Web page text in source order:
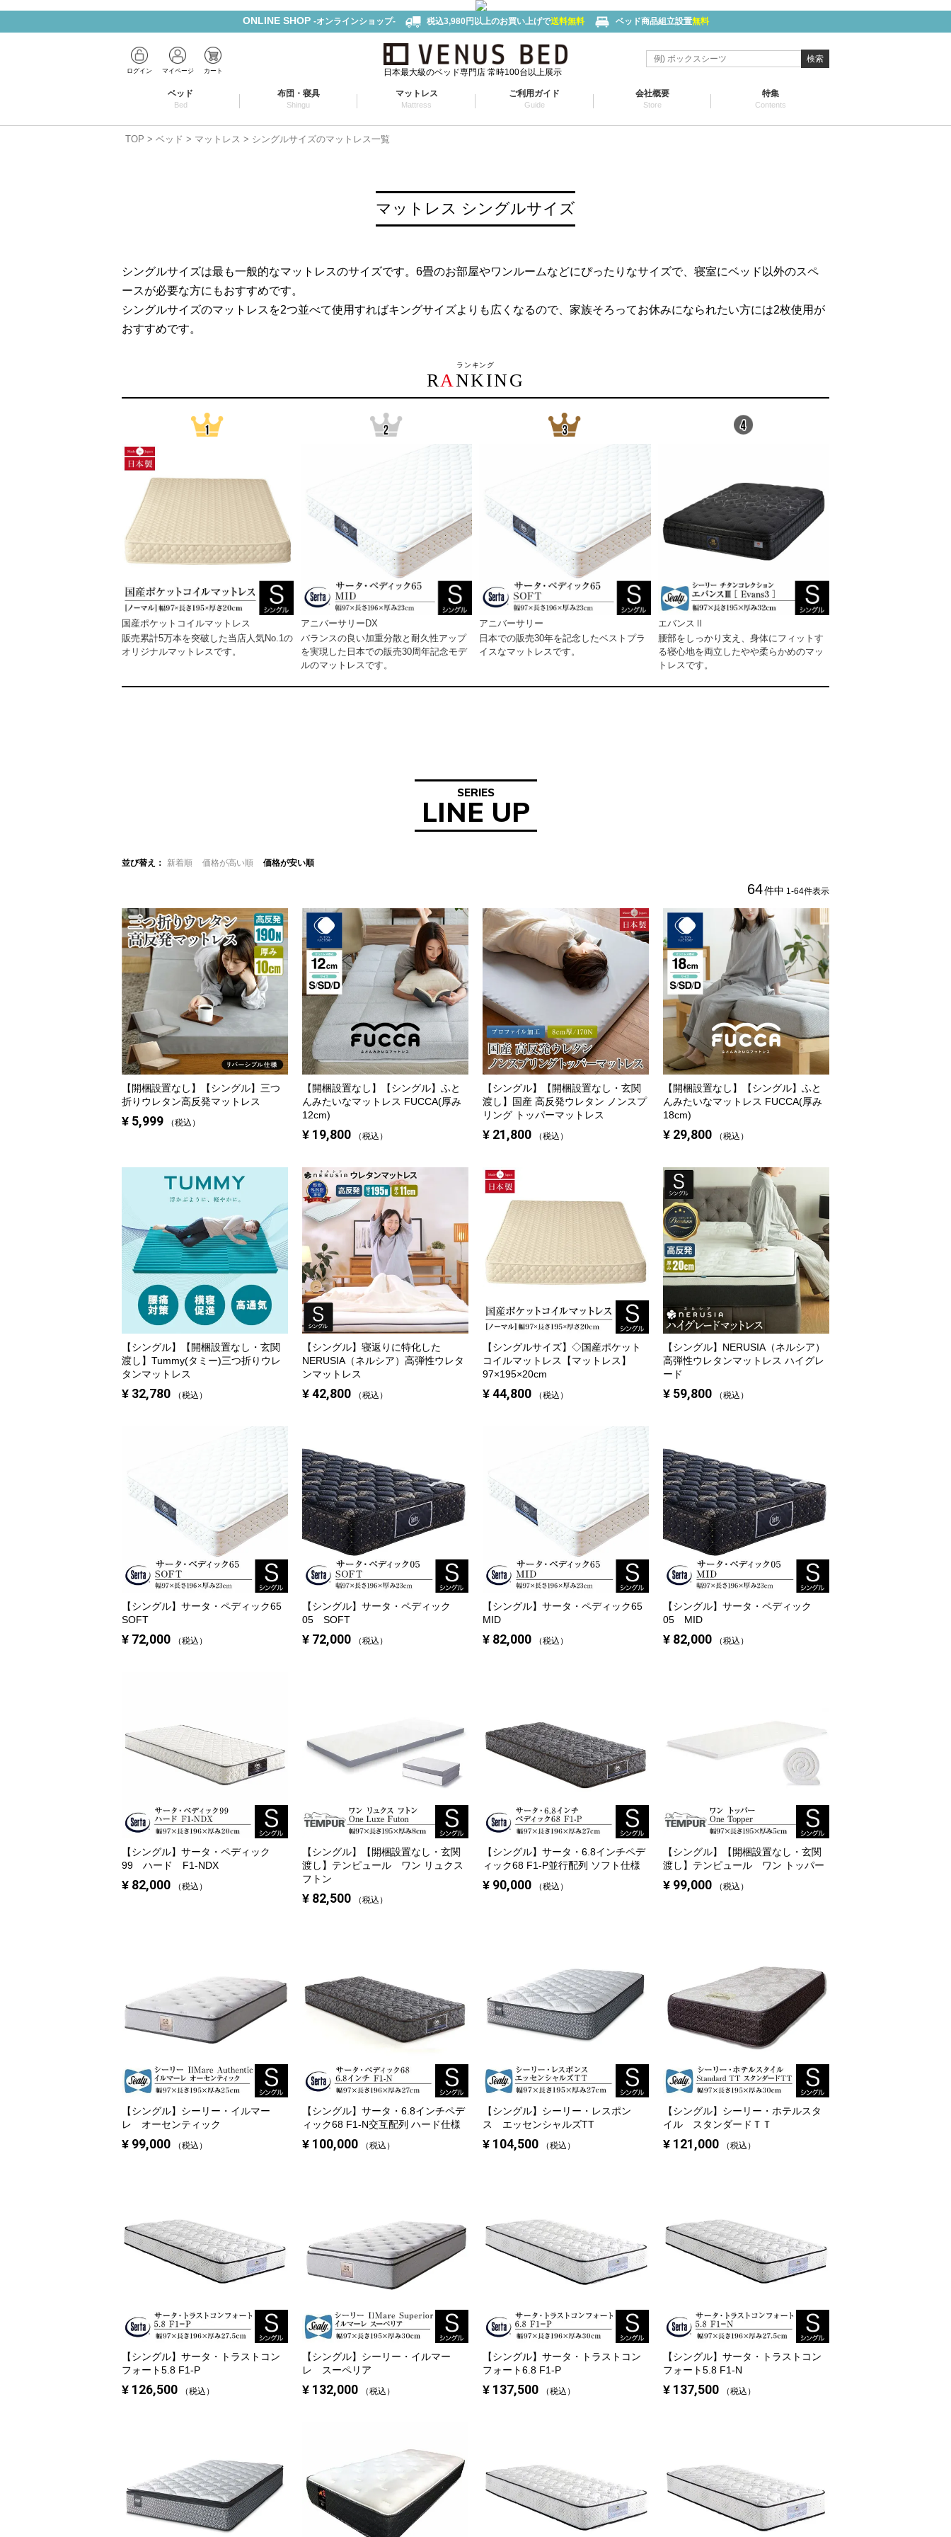
ONLINE SHOP -オンラインショップ- 税込3,980円以上のお買い上げで送料無料 ベッド商品組立設置無料
ログイン マイページ カート 日本最大級のベッド専門店 常時100台以上展示
検索
ベッド
Bed
布団・寝具
Shingu
マットレス
Mattress
ご利用ガイド
Guide
会社概要
Store
特集
Contents
TOP ベッド マットレス シングルサイズのマットレス一覧
マットレス シングルサイズ
シングルサイズは最も一般的なマットレスのサイズです。6畳のお部屋やワンルームなどにぴったりなサイズで、寝室にベッド以外のスペ
ースが必要な方にもおすすめです。
シングルサイズのマットレスを2つ並べて使用すればキングサイズよりも広くなるので、家族そろってお休みになられたい方には2枚使用が
おすすめです。
ランキング
RANKING
国産ポケットコイルマットレス
販売累計5万本を突破した当店人気No.1の
オリジナルマットレスです。
アニバーサリーDX
バランスの良い加重分散と耐久性アップ
を実現した日本での販売30周年記念モデ
ルのマットレスです。
アニバーサリー
日本での販売30年を記念したベストプラ
イスなマットレスです。
エバンスⅡ
腰部をしっかり支え、身体にフィットす
る寝心地を両立したやや柔らかめのマッ
トレスです。
SERIES
LINE UP
並び替え 新着順 価格が高い順 価格が安い順
64件中 1-64件表示
【開梱設置なし】【シングル】 三つ
折りウレタン高反発マットレス
¥ 5,999 税込
【開梱設置なし】【シングル】 ふと
んみたいなマットレス FUCCA(厚み
12cm)
¥ 19,800 税込
【シングル】
【開梱設置なし・玄関
渡し】国産 高反発ウレタン ノンスプ
リング トッパーマットレス
¥ 21,800 税込
【開梱設置なし】【シングル】 ふと
んみたいなマットレス FUCCA(厚み
18cm)
¥ 29,800 税込
【シングル】
【開梱設置なし・玄関
渡し】Tummy(タミー)三つ折りウレ
タンマットレス
¥ 32,780 税込
【シングル】 寝返りに特化した
NERUSIA（ネルシア）高弾性ウレタ
ンマットレス
¥ 42,800 税込
【シングルサイズ】 ◇国産ポケット
コイルマットレス【マットレス】
97×195×20cm
¥ 44,800 税込
【シングル】
NERUSIA（ネルシア）
高弾性ウレタンマットレス ハイグレ
ード
¥ 59,800 税込
【シングル】 サータ・ペディック65
SOFT
¥ 72,000 税込
【シングル】 サータ・ペディック
05 SOFT
¥ 72,000 税込
【シングル】 サータ・ペディック65
MID
¥ 82,000 税込
【シングル】 サータ・ペディック
05 MID
¥ 82,000 税込
【シングル】 サータ・ペディック
99 ハード F1-NDX
¥ 82,000 税込
【シングル】
【開梱設置なし・玄関
渡し】テンピュール ワン リュクス
フトン
¥ 82,500 税込
【シングル】 サータ・6.8インチペデ
ィック68 F1-P並行配列 ソフト仕様
¥ 90,000 税込
【シングル】
【開梱設置なし・玄関
渡し】テンピュール ワン トッパー
¥ 99,000 税込
【シングル】 シーリー・イルマー
レ オーセンティック
¥ 99,000 税込
【シングル】 サータ・6.8インチペデ
ィック68 F1-N交互配列 ハード仕様
¥ 100,000 税込
【シングル】 シーリー・レスポン
ス エッセンシャルズTT
¥ 104,500 税込
【シングル】 シーリー・ホテルスタ
イル スタンダードＴＴ
¥ 121,000 税込
【シングル】 サータ・トラストコン
フォート5.8 F1-P
¥ 126,500 税込
【シングル】 シーリー・イルマー
レ スーペリア
¥ 132,000 税込
【シングル】 サータ・トラストコン
フォート6.8 F1-P
¥ 137,500 税込
【シングル】 サータ・トラストコン
フォート5.8 F1-N
¥ 137,500 税込